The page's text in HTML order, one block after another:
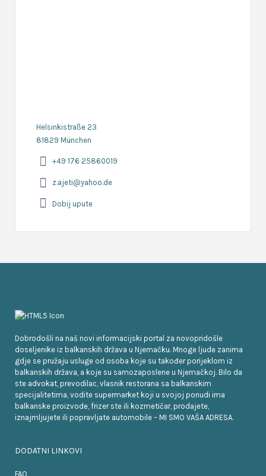
Helsinkistraße 23
81829 München
+49 176 25860019
z.ajeti@yahoo.de
Dobij upute
Dobrodošli na naš novi informacijski portal za novopridošle
doseljenike iz balkanskih država u Njemačku. Mnoge ljude zanima
gdje se pružaju usluge od osoba koje su također porijeklom iz
balkanskih država, a koje su samozaposlene u Njemačkoj. Bilo da
ste advokat, prevodilac, vlasnik restorana sa balkanskim
specijalitetima, vodite supermarket koji u svojoj ponudi ima
balkanske proizvode, frizer ste ili kozmetičar, prodajete,
iznajmljujete ili popravljate automobile – MI SMO VAŠA ADRESA.
DODATNI LINKOVI
FAQ